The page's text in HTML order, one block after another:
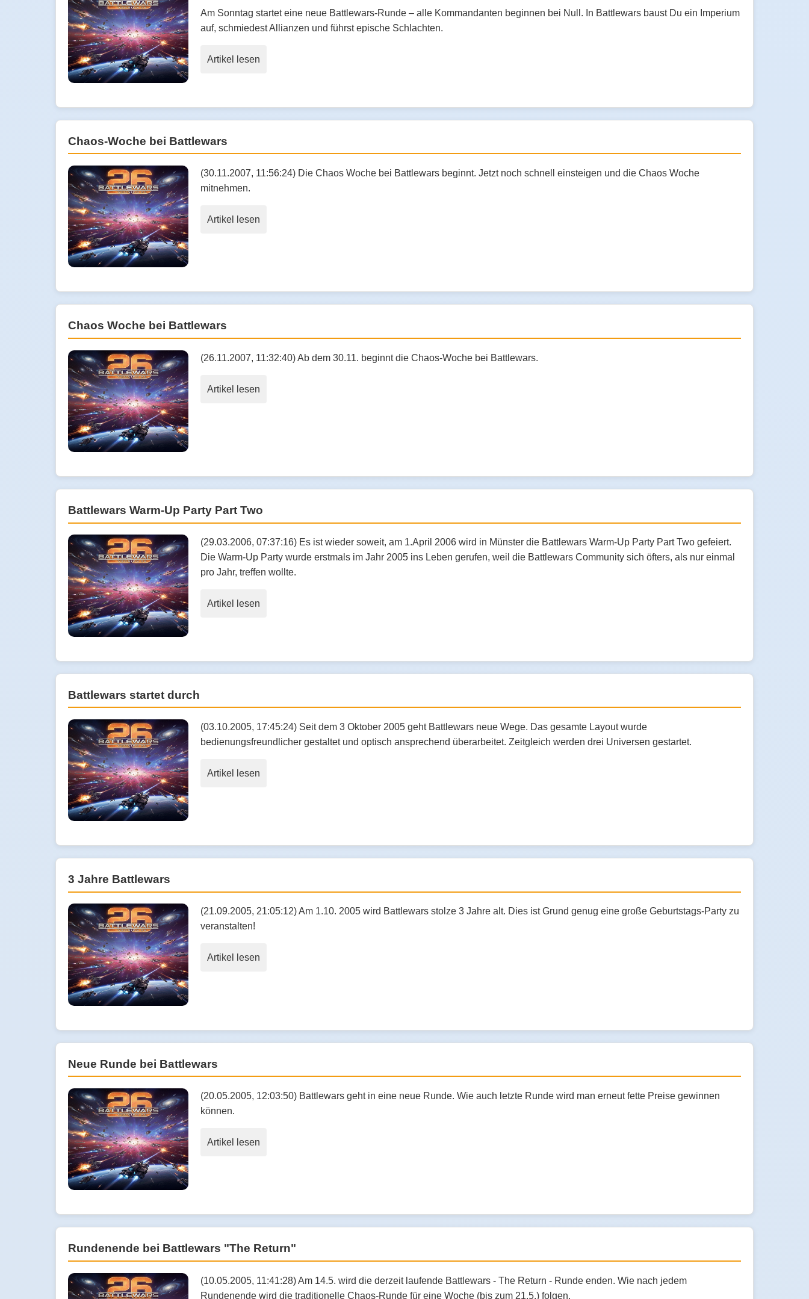
Am Sonntag startet eine neue Battlewars-Runde – alle Kommandanten beginnen bei Null. In Battlewars baust Du ein Imperium
auf, schmiedest Allianzen und führst epische Schlachten.
Artikel lesen
Chaos-Woche bei Battlewars
(30.11.2007, 11:56:24) Die Chaos Woche bei Battlewars beginnt. Jetzt noch schnell einsteigen und die Chaos Woche
mitnehmen.
Artikel lesen
Chaos Woche bei Battlewars
(26.11.2007, 11:32:40) Ab dem 30.11. beginnt die Chaos-Woche bei Battlewars.
Artikel lesen
Battlewars Warm-Up Party Part Two
(29.03.2006, 07:37:16) Es ist wieder soweit, am 1.April 2006 wird in Münster die Battlewars Warm-Up Party Part Two gefeiert.
Die Warm-Up Party wurde erstmals im Jahr 2005 ins Leben gerufen, weil die Battlewars Community sich öfters, als nur einmal
pro Jahr, treffen wollte.
Artikel lesen
Battlewars startet durch
(03.10.2005, 17:45:24) Seit dem 3 Oktober 2005 geht Battlewars neue Wege. Das gesamte Layout wurde
bedienungsfreundlicher gestaltet und optisch ansprechend überarbeitet. Zeitgleich werden drei Universen gestartet.
Artikel lesen
3 Jahre Battlewars
(21.09.2005, 21:05:12) Am 1.10. 2005 wird Battlewars stolze 3 Jahre alt. Dies ist Grund genug eine große Geburtstags-Party zu
veranstalten!
Artikel lesen
Neue Runde bei Battlewars
(20.05.2005, 12:03:50) Battlewars geht in eine neue Runde. Wie auch letzte Runde wird man erneut fette Preise gewinnen
können.
Artikel lesen
Rundenende bei Battlewars "The Return"
(10.05.2005, 11:41:28) Am 14.5. wird die derzeit laufende Battlewars - The Return - Runde enden. Wie nach jedem
Rundenende wird die traditionelle Chaos-Runde für eine Woche (bis zum 21.5.) folgen.